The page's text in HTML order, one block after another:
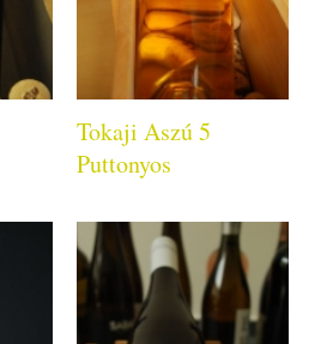
Tokaji Aszú 5
Puttonyos